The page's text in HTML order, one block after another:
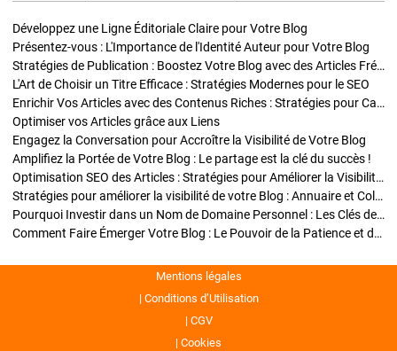
Développez une Ligne Éditoriale Claire pour Votre Blog
Présentez-vous : L'Importance de l'Identité Auteur pour Votre Blog
Stratégies de Publication : Boostez Votre Blog avec des Articles Fréquents et Exclusifs
L'Art de Choisir un Titre Efficace : Stratégies Modernes pour le SEO
Enrichir Vos Articles avec des Contenus Riches : Stratégies pour Captiver et Optimiser
Optimiser vos Articles grâce aux Liens
Engagez la Conversation pour Accroître la Visibilité de Votre Blog
Amplifiez la Portée de Votre Blog : Le partage est la clé du succès !
Optimisation SEO des Articles : Stratégies pour Améliorer la Visibilité de Votre Blog
Stratégies pour améliorer la visibilité de votre Blog : Annuaire et Collaborations
Pourquoi Investir dans un Nom de Domaine Personnel : Les Clés de la Réussite de Votre Blog
Comment Faire Émerger Votre Blog : Le Pouvoir de la Patience et de la Persévérance
Mentions légales
Conditions d’Utilisation
CGV
Cookies